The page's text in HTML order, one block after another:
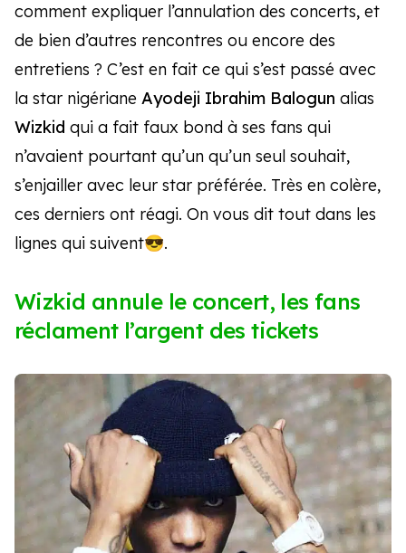
comment expliquer l’annulation des concerts, et
de bien d’autres rencontres ou encore des
entretiens ? C’est en fait ce qui s’est passé avec
la star nigériane Ayodeji Ibrahim Balogun alias
Wizkid qui a fait faux bond à ses fans qui
n’avaient pourtant qu’un qu’un seul souhait,
s’enjailler avec leur star préférée. Très en colère,
ces derniers ont réagi. On vous dit tout dans les
lignes qui suivent😎.
Wizkid annule le concert, les fans
réclament l’argent des tickets